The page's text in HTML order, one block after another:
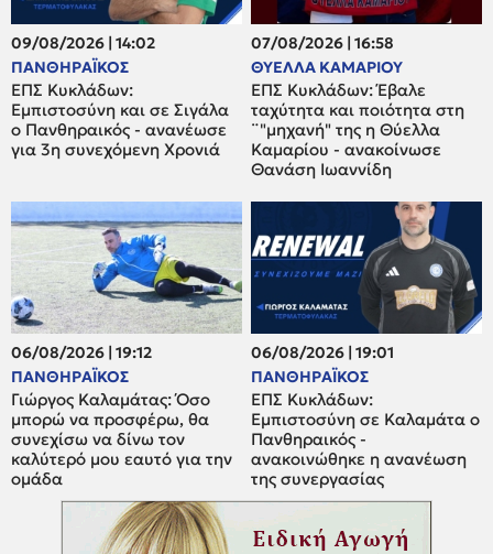
09/08/2026 | 14:02
ΠΑΝΘΗΡΑΪΚΟΣ
ΕΠΣ Κυκλάδων:
Εμπιστοσύνη και σε Σιγάλα
ο Πανθηραικός - ανανέωσε
για 3η συνεχόμενη Χρονιά
07/08/2026 | 16:58
ΘΥΕΛΛΑ ΚΑΜΑΡΙΟΥ
ΕΠΣ Κυκλάδων: Έβαλε
ταχύτητα και ποιότητα στη
¨"μηχανή" της η Θύελλα
Καμαρίου - ανακοίνωσε
Θανάση Ιωαννίδη
06/08/2026 | 19:12
ΠΑΝΘΗΡΑΪΚΟΣ
Γιώργος Καλαμάτας: Όσο
μπορώ να προσφέρω, θα
συνεχίσω να δίνω τον
καλύτερό μου εαυτό για την
ομάδα
06/08/2026 | 19:01
ΠΑΝΘΗΡΑΪΚΟΣ
ΕΠΣ Κυκλάδων:
Εμπιστοσύνη σε Καλαμάτα ο
Πανθηραικός -
ανακοινώθηκε η ανανέωση
της συνεργασίας